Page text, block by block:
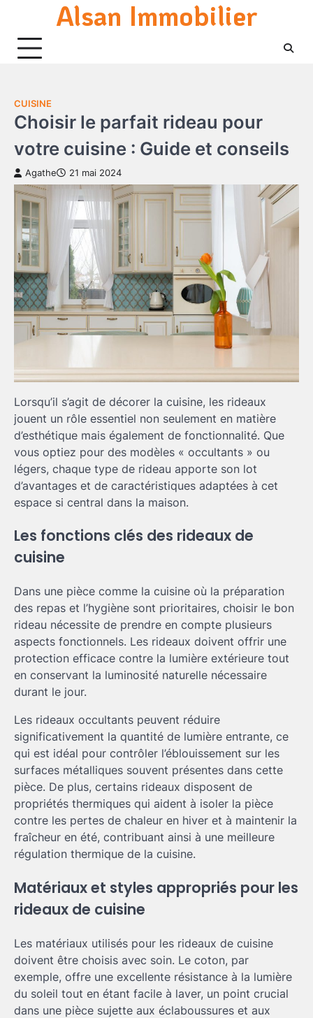
content
Alsan Immobilier
CUISINE
Choisir le parfait rideau pour
votre cuisine : Guide et conseils
Agathe 21 mai 2024
Lorsqu’il s’agit de décorer la cuisine, les rideaux
jouent un rôle essentiel non seulement en matière
d’esthétique mais également de fonctionnalité. Que
vous optiez pour des modèles « occultants » ou
légers, chaque type de rideau apporte son lot
d’avantages et de caractéristiques adaptées à cet
espace si central dans la maison.
Les fonctions clés des rideaux de
cuisine
Dans une pièce comme la cuisine où la préparation
des repas et l’hygiène sont prioritaires, choisir le bon
rideau nécessite de prendre en compte plusieurs
aspects fonctionnels. Les rideaux doivent offrir une
protection efficace contre la lumière extérieure tout
en conservant la luminosité naturelle nécessaire
durant le jour.
Les rideaux occultants peuvent réduire
significativement la quantité de lumière entrante, ce
qui est idéal pour contrôler l’éblouissement sur les
surfaces métalliques souvent présentes dans cette
pièce. De plus, certains rideaux disposent de
propriétés thermiques qui aident à isoler la pièce
contre les pertes de chaleur en hiver et à maintenir la
fraîcheur en été, contribuant ainsi à une meilleure
régulation thermique de la cuisine.
Matériaux et styles appropriés pour les
rideaux de cuisine
Les matériaux utilisés pour les rideaux de cuisine
doivent être choisis avec soin. Le coton, par
exemple, offre une excellente résistance à la lumière
du soleil tout en étant facile à laver, un point crucial
dans une pièce sujette aux éclaboussures et aux